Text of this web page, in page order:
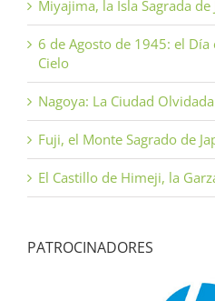
Miyajima, la Isla Sagrada de
6 de Agosto de 1945: el Día
Cielo
Nagoya: La Ciudad
Fuji, el Monte Sagrado de
El Castillo de Himeji, la
PATROCINADORES